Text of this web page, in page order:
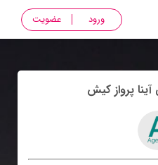
ورود عضویت
پرواز کيش